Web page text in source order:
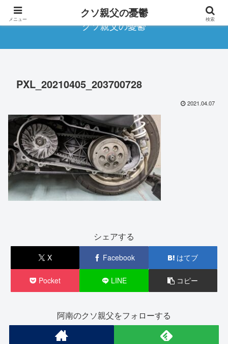
クソ親父の憂鬱
PXL_20210405_203700728
2021.04.07
シェアする
X Facebook はてブ
Pocket LINE コピー
阿南のクソ親父をフォローする
メニュー クソ親父の憂鬱 検索